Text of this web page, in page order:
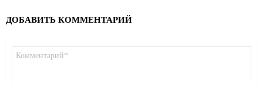
ДОБАВИТЬ КОММЕНТАРИЙ